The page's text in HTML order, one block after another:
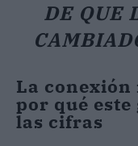
DE QUE
La
por qué este
las cifras